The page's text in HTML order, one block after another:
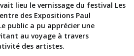
lieu le vernissage du festival Les
des Expositions Paul
public a pu apprécier une
au voyage à travers
des artistes.